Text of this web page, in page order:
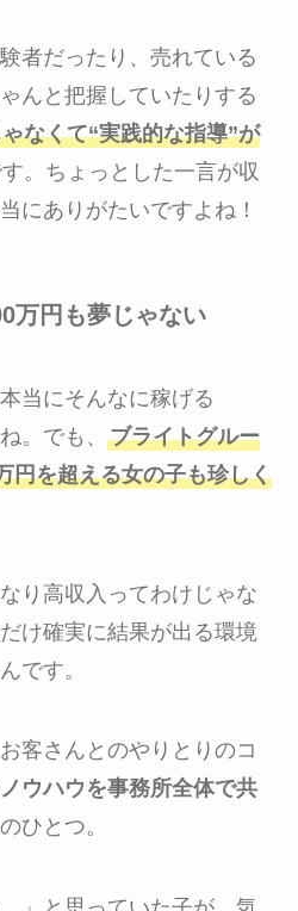
者だったり、売れている
んと把握していたりする
なくて“実践的な指導”が
。ちょっとした一言が収
にありがたいですよね！
万円も夢じゃない
当にそんなに稼げる
。でも、 ブライトグルー
円を超える女の子も珍しく
り高収入ってわけじゃな
け確実に結果が出る環境
です。
客さんとのやりとりのコ
ウハウを事務所全体で共
ひとつ。